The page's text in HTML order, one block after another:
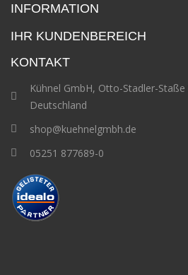
INFORMATION
IHR KUNDENBEREICH
KONTAKT
Kühnel GmbH, Otto-Stadler-
Deutschland
shop@kuehnelgmbh.de
05251 877689-0